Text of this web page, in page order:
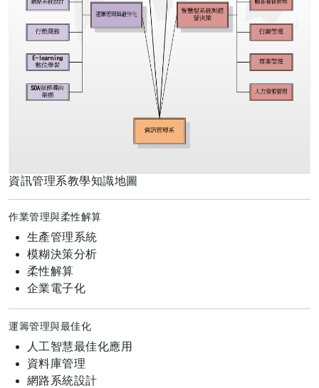
資訊管理系教學知識地圖
作業管理與柔性解算
生產管理系統
模糊決策分析
柔性解算
企業電子化
運籌管理與最佳化
人工智慧最佳化應用
資料庫管理
網路系統設計